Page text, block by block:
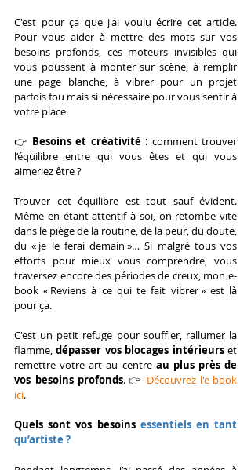
C'est pour ça que j'ai voulu écrire cet article.
Pour vous aider à mettre des mots sur vos
besoins profonds, ces moteurs invisibles qui
vous poussent à monter sur scène, à remplir
une page blanche, à vibrer pour un projet
parfois fou mais si nécessaire pour vous sentir à
votre place.
👉 Besoins et créativité : comment trouver
l’équilibre entre qui vous êtes et qui vous
aimeriez être ?
Trouver cet équilibre est tout sauf évident.
Même en étant attentif à soi, on retombe vite
dans le piège de la routine, de la peur, du doute,
du « je le ferai demain »… Si malgré tous vos
efforts pour mieux vous comprendre, vous
traversez encore des périodes de creux, mon e-
book « Reviens à ce qui te fait vibrer » est là
pour ça.
C'est un petit refuge pour souffler, rallumer la
flamme, dépasser vos blocages intérieurs et
remettre votre art au centre au plus près de
vos besoins profonds.👉 Découvrez l'e-book
ici.
Quels sont vos besoins essentiels en tant
qu’artiste ?